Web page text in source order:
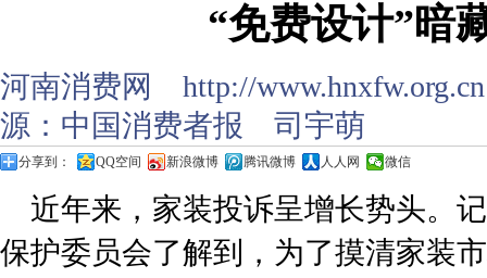
“免费设计”暗
河南消费网 http://
源： 中国消费者报 司宇萌
分享到： QQ空间 新浪微博 腾讯微博 人人网 微信
近年来，家装投诉呈增长势头。
保护委员会了解到，为了摸清家装